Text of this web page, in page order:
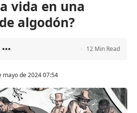
vida en una
algodón?
mayo de 2024 07:54
12 Min Read